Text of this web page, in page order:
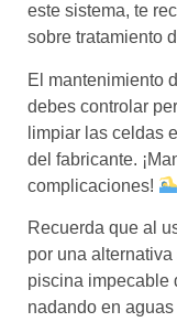
este sistema, te
sobre tratamiento
El mantenimiento
debes controlar
limpiar las celdas
del fabricante.
complicaciones!
Recuerda que al
por una
piscina impecable
nadando en